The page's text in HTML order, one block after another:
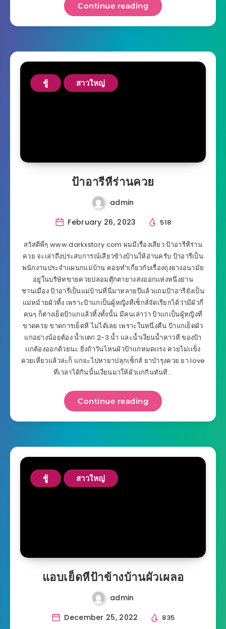
Continue reading
ชู้ สาวใหญ่
ป้าอารีหีร่านควย
admin
February 26, 2023
518
สวัสดีพี่ๆ www.darkxstory.com ผมมีเรื่องเสียว ป้าอารีหีร่าน
ควย จะเล่าถึงประสบการณ์เสียวข้างบ้านให้อ่านครับ ป้าอารีเป็น
พนักงานประจำเเผนกแม่บ้าน คอยทำเกี่ยวกับเรื่องถุงยางอนามัย
อยู่ในบริษัทขายควยปลอมตุ๊กตายางส่งออกแห่งหนึ่งย่าน
ชานเมือง ป้าอารีเป็นแม่บ้านที่นี่มาหลายปีแล้วเเถมป้าอารียังเป็น
แม่หม้ายผัวทิ้ง เพราะป้าแกเป็นผู้หญิงที่เซ็กส์จัดเรียกได้ว่ามีผัวกี่
คนๆ ก็ต่างเย็ดป้าเเกแล้วทิ้งทั้งนั้น มีคนเล่าว่า ป้าเเกเป็นผู้หญิงที่
ขาดควย ขาดการเย็ดหี ไม่ได้เลย เพราะในหนึ่งคืน ป้าแกเย็ดผัว
แกอย่างน้อยต้อง น้ำเเตก 2-3 น้ำ เเละน้ำเงี่ยนน้ำคาวหี ของป้า
เเกต้องออกด้วยนะ ยิ่งถ้าวันไหนผัวป้าเเกหมดเเรง ควยไม่เเข็ง
ควยเหี่ยวเเล้วล่ะก็ เเกจะไปหายาปลุกเซ็กส์ ยาบำรุงควย ยา love
ที่เวลาได้กินนั้นเงี่ยนมาให้ผัวเเกกินทันที…
Continue reading
ชู้ สาวใหญ่
แอบเย็ดหีป้าข้างบ้านผัวเผลอ
admin
December 25, 2022
835